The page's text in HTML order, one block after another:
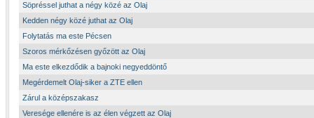
Söpréssel juthat a négy közé az Olaj
Kedden négy közé juthat az Olaj
Folytatás ma este Pécsen
Szoros mérkőzésen győzött az Olaj
Ma este elkezdődik a bajnoki negyeddöntő
Megérdemelt Olaj-siker a ZTE ellen
Zárul a középszakasz
Veresége ellenére is az élen végzett az Olaj